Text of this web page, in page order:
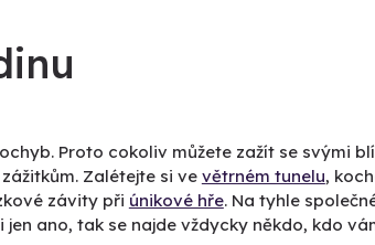
Proto cokoliv můžete zažít se svými
Zalétejte si ve větrném tunelu,
závity při únikové hře. Na tyhle
ano, tak se najde vždycky někdo, kdo